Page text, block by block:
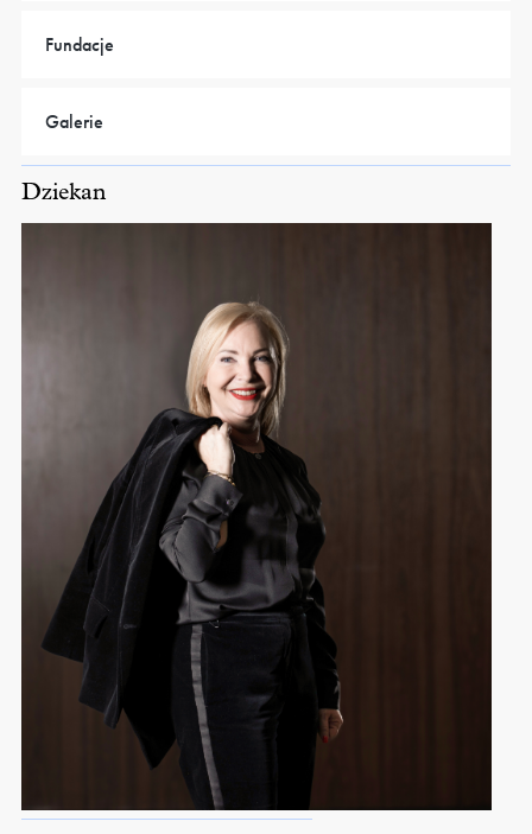
Fundacje
Galerie
Dziekan